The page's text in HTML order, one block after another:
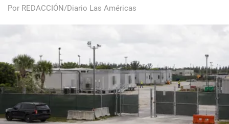
Por REDACCIÓN/Diario Las Américas